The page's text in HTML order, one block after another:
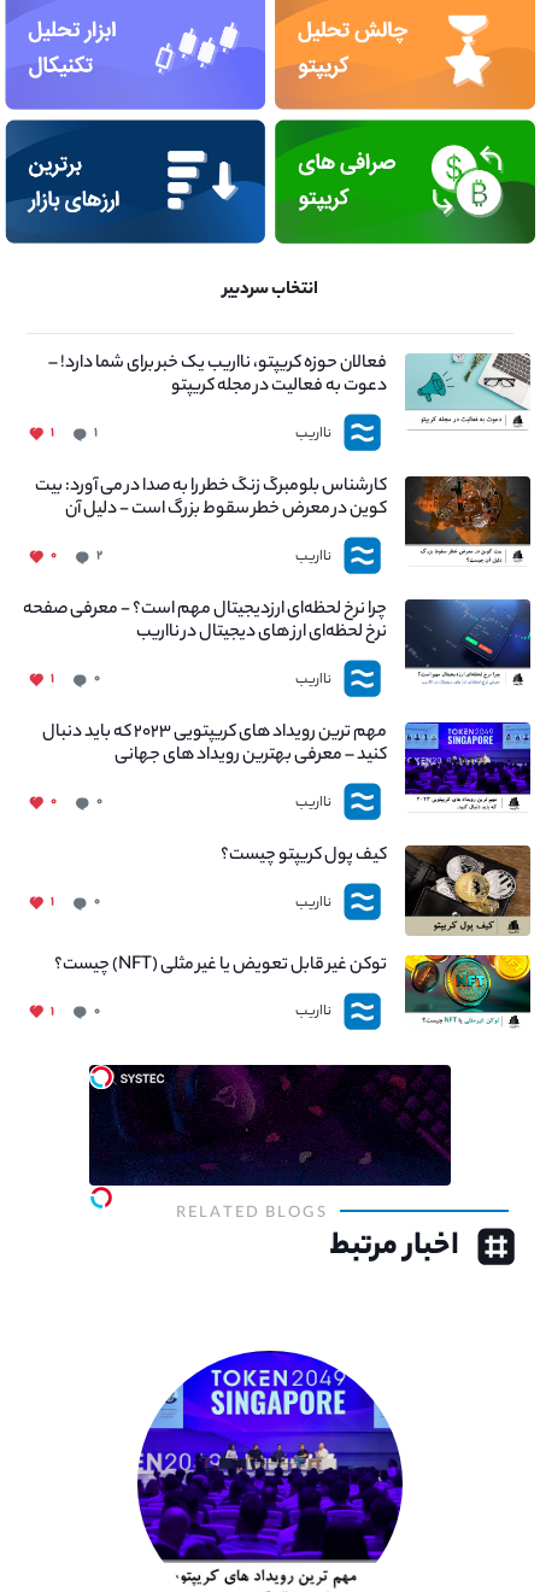
انتخاب سردبیر
فعالان حوزه کریپتو، نااریب یک خبر برای شما دارد! –
دعوت به فعالیت در مجله کریپتو
نااریب ۱ ۱
کارشناس بلومبرگ زنگ خطر را به صدا در می آورد: بیت
کوین در معرض خطر سقوط بزرگ است - دلیل آن
چیست؟
نااریب ۲ ۰
چرا نرخ لحظه‌ای ارزدیجیتال مهم است؟ - معرفی صفحه
نرخ لحظه‌ای ارز های دیجیتال در نااریب
نااریب ۰ ۱
مهم ترین رویداد های کریپتویی ۲۰۲۳ که باید دنبال
کنید – معرفی بهترین رویداد های جهانی
نااریب ۰ ۰
کیف پول کریپتو چیست؟
نااریب ۰ ۱
توکن غیر قابل تعویض یا غیر مثلی (NFT) چیست؟
نااریب ۰ ۱
RELATED BLOGS
اخبار مرتبط